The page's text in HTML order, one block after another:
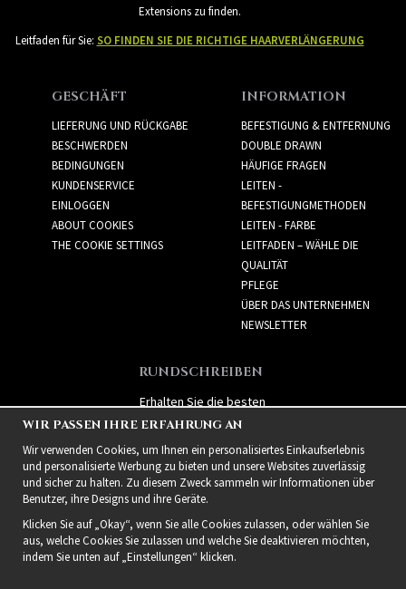
Extensions zu finden.
Leitfaden für Sie: SO FINDEN SIE DIE RICHTIGE HAARVERLÄNGERUNG
GESCHÄFT
LIEFERUNG UND RÜCKGABE
BESCHWERDEN
BEDINGUNGEN
KUNDENSERVICE
EINLOGGEN
ABOUT COOKIES
THE COOKIE SETTINGS
INFORMATION
BEFESTIGUNG & ENTFERNUNG
DOUBLE DRAWN
HÄUFIGE FRAGEN
LEITEN -
BEFESTIGUNGMETHODEN
LEITEN - FARBE
LEITFADEN – WÄHLE DIE
QUALITÄT
PFLEGE
ÜBER DAS UNTERNEHMEN
NEWSLETTER
RUNDSCHREIBEN
Erhalten Sie die besten
Angebote und spannende
neue Produkte!
WIR PASSEN IHRE ERFAHRUNG AN
Wir verwenden Cookies, um Ihnen ein personalisiertes Einkaufserlebnis
und personalisierte Werbung zu bieten und unsere Websites zuverlässig
und sicher zu halten. Zu diesem Zweck sammeln wir Informationen über
Benutzer, ihre Designs und ihre Geräte.
Klicken Sie auf „Okay“, wenn Sie alle Cookies zulassen, oder wählen Sie
aus, welche Cookies Sie zulassen und welche Sie deaktivieren möchten,
indem Sie unten auf „Einstellungen“ klicken.